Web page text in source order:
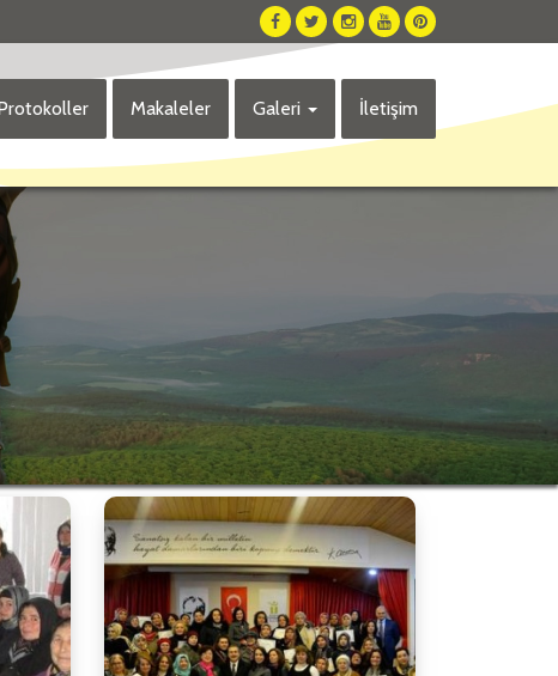
Makaleler Galeri İletişim